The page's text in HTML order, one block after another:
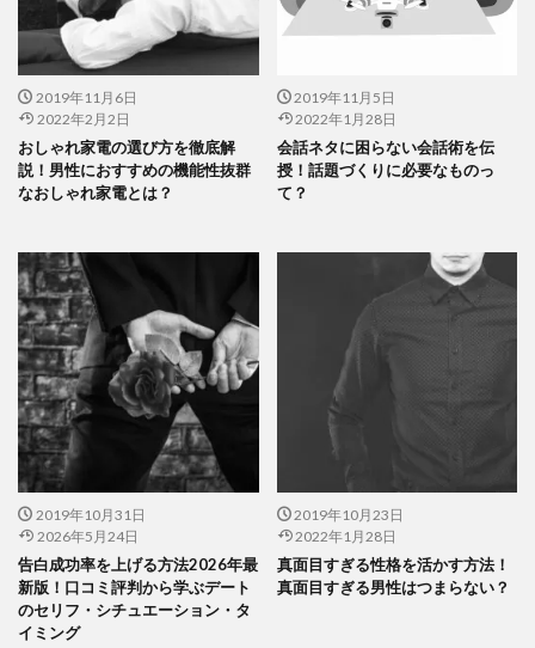
2019年11月6日
2022年2月2日
おしゃれ家電の選び方を徹底解
説！男性におすすめの機能性抜群
なおしゃれ家電とは？
2019年11月5日
2022年1月28日
会話ネタに困らない会話術を伝
授！話題づくりに必要なものっ
て？
2019年10月31日
2026年5月24日
告白成功率を上げる方法2026年最
新版！口コミ評判から学ぶデート
のセリフ・シチュエーション・タ
イミング
2019年10月23日
2022年1月28日
真面目すぎる性格を活かす方法！
真面目すぎる男性はつまらない？